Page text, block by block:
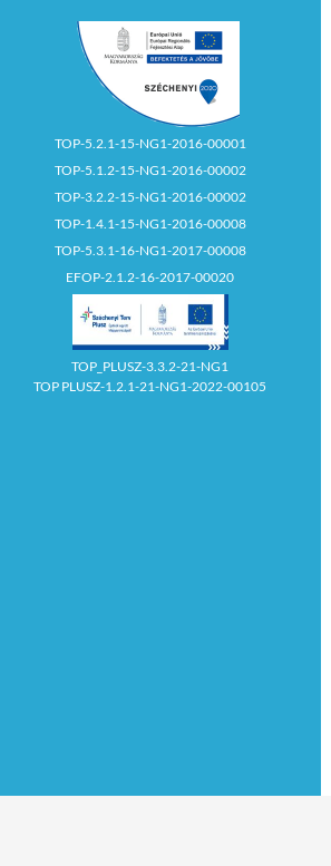
TOP-5.2.1-15-NG1-2016-00001
TOP-5.1.2-15-NG1-2016-00002
TOP-3.2.2-15-NG1-2016-00002
TOP-1.4.1-15-NG1-2016-00008
TOP-5.3.1-16-NG1-2017-00008
EFOP-2.1.2-16-2017-00020
TOP_PLUSZ-3.3.2-21-NG1
TOP PLUSZ-1.2.1-21-NG1-2022-00105